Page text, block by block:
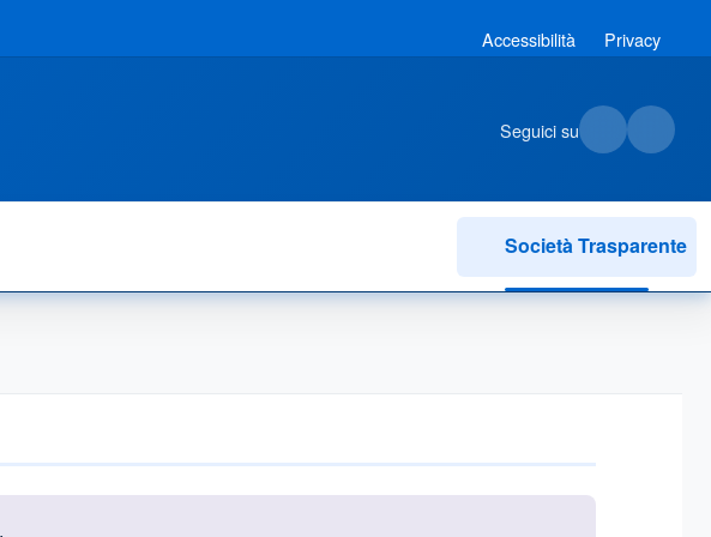
Accessibilità Privacy
Seguici su
Società Trasparente